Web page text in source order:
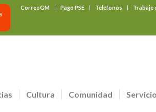
CorreoGM Pago PSE Teléfonos Trabaje
Cultura Comunidad